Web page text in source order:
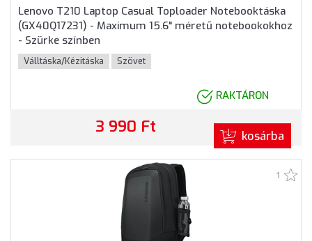
Lenovo T210 Laptop Casual Toploader Notebooktáska
(GX40Q17231) - Maximum 15.6" méretű notebookokhoz
- Szürke színben
Válltáska/Kézitáska Szövet
RAKTÁRON
3 990 Ft kosárba
1